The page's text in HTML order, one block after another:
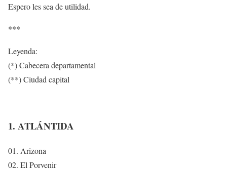
Espero les sea de utilidad.
***
Leyenda:
(*) Cabecera departamental
(**) Ciudad capital
1. ATLÁNTIDA
01. Arizona
02. El Porvenir